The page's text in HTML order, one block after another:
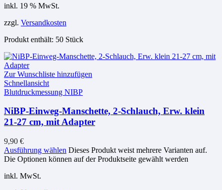
inkl. 19 % MwSt.
zzgl. Versandkosten
Produkt enthält: 50 Stück
Zur Wunschliste hinzufügen
Schnellansicht
Blutdruckmessung NIBP
NiBP-Einweg-Manschette, 2-Schlauch, Erw. klein
21-27 cm, mit Adapter
9,90 €
Ausführung wählen Dieses Produkt weist mehrere Varianten auf.
Die Optionen können auf der Produktseite gewählt werden
inkl. MwSt.